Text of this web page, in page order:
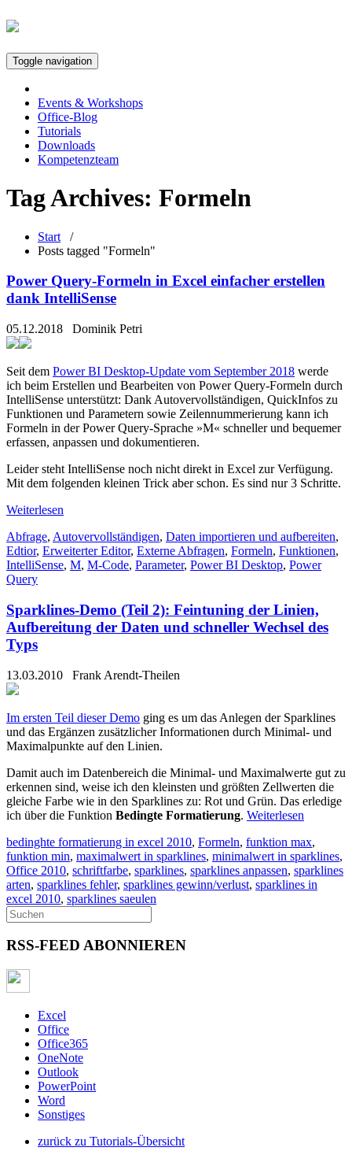
Toggle navigation
Events & Workshops
Office-Blog
Tutorials
Downloads
Kompetenzteam
Tag Archives: Formeln
Start /
Posts tagged "Formeln"
Power Query-Formeln in Excel einfacher erstellen
dank IntelliSense
05.12.2018 Dominik Petri
Seit dem Power BI Desktop-Update vom September 2018 werde
ich beim Erstellen und Bearbeiten von Power Query-Formeln durch
IntelliSense unterstützt: Dank Autovervollständigen, QuickInfos zu
Funktionen und Parametern sowie Zeilennummerierung kann ich
Formeln in der Power Query-Sprache »M« schneller und bequemer
erfassen, anpassen und dokumentieren.
Leider steht IntelliSense noch nicht direkt in Excel zur Verfügung.
Mit dem folgenden kleinen Trick aber schon. Es sind nur 3 Schritte.
Weiterlesen
Abfrage, Autovervollständigen, Daten importieren und aufbereiten,
Edtior, Erweiterter Editor, Externe Abfragen, Formeln, Funktionen,
IntelliSense, M, M-Code, Parameter, Power BI Desktop, Power
Query
Sparklines-Demo (Teil 2): Feintuning der Linien,
Aufbereitung der Daten und schneller Wechsel des
Typs
13.03.2010 Frank Arendt-Theilen
Im ersten Teil dieser Demo ging es um das Anlegen der Sparklines
und das Ergänzen zusätzlicher Informationen durch Minimal- und
Maximalpunkte auf den Linien.
Damit auch im Datenbereich die Minimal- und Maximalwerte gut zu
erkennen sind, weise ich den kleinsten und größten Zellwerten die
gleiche Farbe wie in den Sparklines zu: Rot und Grün. Das erledige
ich über die Funktion Bedingte Formatierung. Weiterlesen
bedinghte formatierung in excel 2010, Formeln, funktion max,
funktion min, maximalwert in sparklines, minimalwert in sparklines,
Office 2010, schriftfarbe, sparklines, sparklines anpassen, sparklines
arten, sparklines fehler, sparklines gewinn/verlust, sparklines in
excel 2010, sparklines saeulen
RSS-FEED ABONNIEREN
Excel
Office
Office365
OneNote
Outlook
PowerPoint
Word
Sonstiges
zurück zu Tutorials-Übersicht